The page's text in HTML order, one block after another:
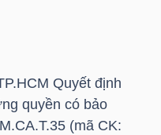
Quyết định
quyền có bảo
(mã CK: